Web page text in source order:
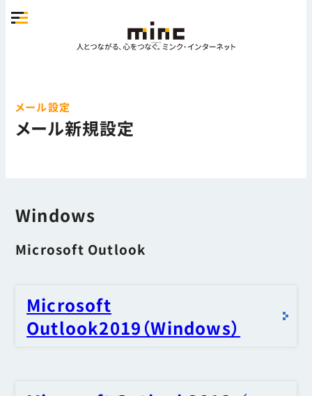
メール設定
メール新規設定
Windows
Microsoft Outlook
Microsoft
Outlook2019（Windows）